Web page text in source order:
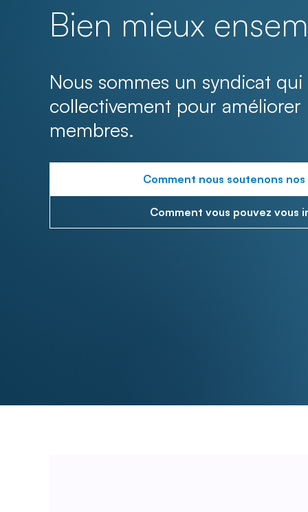
Bien mieux
Nous sommes un syndicat
collectivement pour améliorer
membres.
Comment nous soutenons
Comment vous pouvez vous